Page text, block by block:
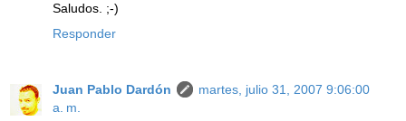
Saludos. ;-)
Responder
Juan Pablo Dardón
martes, julio 31, 2007 9:06:00
a. m.